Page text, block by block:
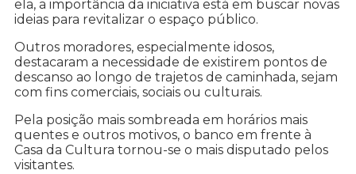
ela, a importância da iniciativa está em buscar novas
ideias para revitalizar o espaço público.
Outros moradores, especialmente idosos,
destacaram a necessidade de existirem pontos de
descanso ao longo de trajetos de caminhada, sejam
com fins comerciais, sociais ou culturais.
Pela posição mais sombreada em horários mais
quentes e outros motivos, o banco em frente à
Casa da Cultura tornou-se o mais disputado pelos
visitantes.